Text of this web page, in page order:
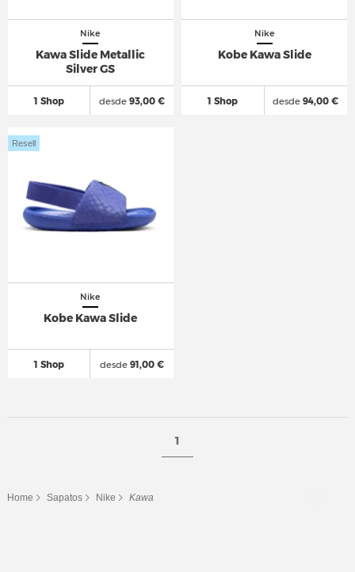
Nike
Kawa Slide Metallic
Silver GS
1 Shop desde93,00 €
Nike
Kobe Kawa Slide
1 Shop desde 94,00 €
Nike
Kobe Kawa Slide
1 Shop
Resell
desde91,00 €
1
Home Sapatos Nike Kawa